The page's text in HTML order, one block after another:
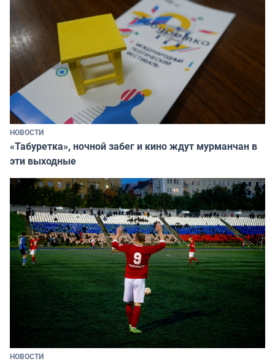
НОВОСТИ
«Табуретка», ночной забег и кино ждут мурманчан в
эти выходные
НОВОСТИ